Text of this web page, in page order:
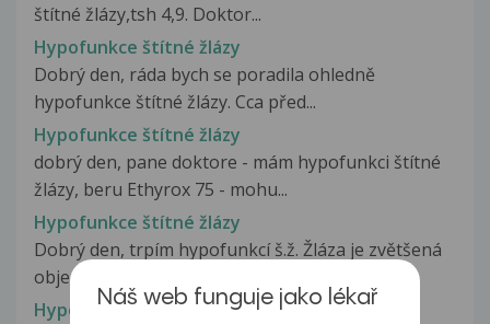
štítné žlázy,tsh 4,9. Doktor...
Hypofunkce štítné žlázy
Dobrý den, ráda bych se poradila ohledně
hypofunkce štítné žlázy. Cca před...
Hypofunkce štítné žlázy
dobrý den, pane doktore - mám hypofunkci štítné
žlázy, beru Ethyrox 75 - mohu...
Hypofunkce štítné žlázy
Dobrý den, trpím hypofunkcí š.ž. Žláza je zvětšená
objemem., s hodnotou TSH...
Hypofunkce štítné žlázy
Náš web funguje jako lékař